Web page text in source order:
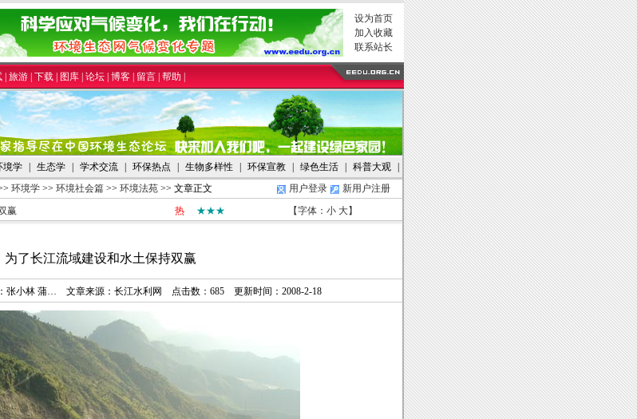
设为首页
加入收藏
联系站长
旅游 下载 图库 论坛 博客 留言 帮助
境学 生态学 学术交流 环保热点 生物多样性 环保宣教 绿色生活 科普大观
环境学 >> 环境社会篇 >> 环境法苑 >> 文章正文 用户登录
新用户注册
赢 热 ★★★ 【字体： 小 大】
为了长江流域建设和水土保持双赢
张小林 蒲… 文章来源：长江水利网 点击数： 685 更新时间：2008-2-18